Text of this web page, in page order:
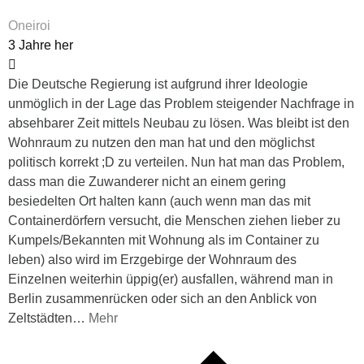
Oneiroi
3 Jahre her
Die Deutsche Regierung ist aufgrund ihrer Ideologie
unmöglich in der Lage das Problem steigender Nachfrage in
absehbarer Zeit mittels Neubau zu lösen. Was bleibt ist den
Wohnraum zu nutzen den man hat und den möglichst
politisch korrekt ;D zu verteilen. Nun hat man das Problem,
dass man die Zuwanderer nicht an einem gering
besiedelten Ort halten kann (auch wenn man das mit
Containerdörfern versucht, die Menschen ziehen lieber zu
Kumpels/Bekannten mit Wohnung als im Container zu
leben) also wird im Erzgebirge der Wohnraum des
Einzelnen weiterhin üppig(er) ausfallen, während man in
Berlin zusammenrücken oder sich an den Anblick von
Zeltstädten… Mehr